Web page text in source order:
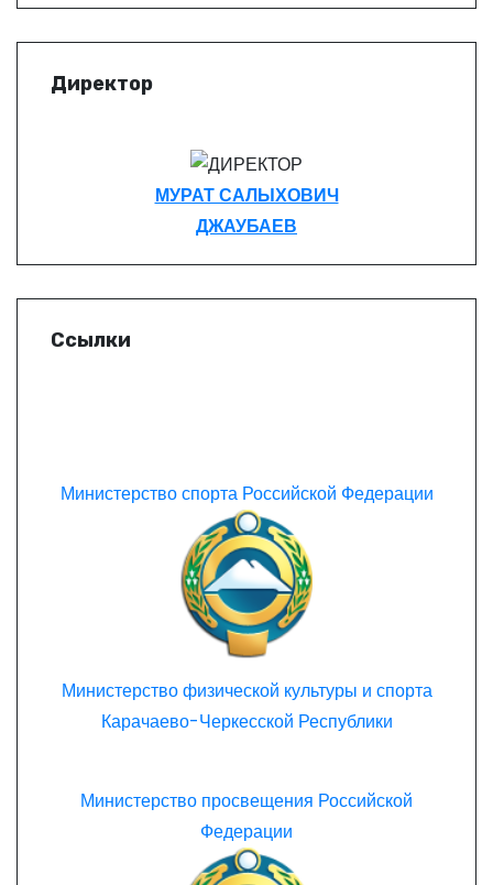
Директор
МУРАТ САЛЫХОВИЧ
ДЖАУБАЕВ
Ссылки
Министерство спорта Российской Федерации
Министерство физической культуры и спорта
Карачаево-Черкесской Республики
Министерство просвещения Российской
Федерации